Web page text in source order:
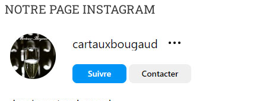
NOTRE PAGE INSTAGRAM